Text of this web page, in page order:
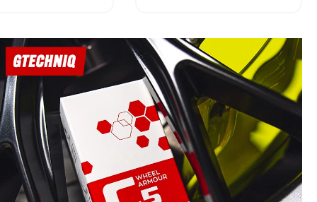
neutre en pH et
n'endommage pas les joints,
la peinture, le plastique ou
l'adhésif du film. Étant donné
que les films PPF sont
généralement appliqués sans
gants et que la peau doit être
pulvérisée pour éviter les
peluches, la formulation
douce offre d'autres
avantages. Référence pour le
mélange de Slip Solutions
pour films de protection PPF